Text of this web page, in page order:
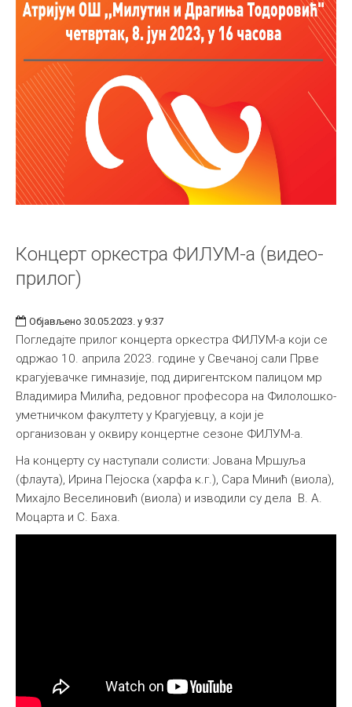
Концерт оркестра ФИЛУМ-а (видео-
прилог)
Објављено 30.05.2023. у 9:37
Погледајте прилог концерта оркестра ФИЛУМ-а који се
одржао 10. априла 2023. године у Свечаној сали Прве
крагујевачке гимназије, под диригентском палицом мр
Владимира Милића, редовног професора на Филолошко-
уметничком факултету у Крагујевцу, а који је
организован у оквиру концертне сезоне ФИЛУМ-а.
На концерту су наступали солисти: Јована Мршуља
(флаута), Ирина Пејоска (харфа к.г.), Сaра Минић (виола),
Михајло Веселиновић (виола) и изводили су дела В. А.
Моцарта и С. Баха.